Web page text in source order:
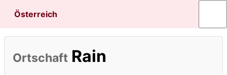
Österreich
Ortschaft Rain